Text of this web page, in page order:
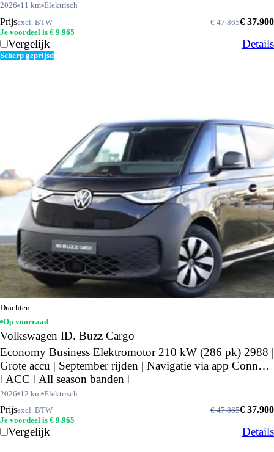
2026 11 km Elektrisch
Prijsexcl. BTW € 37.900
€ 47.865
Je voordeel is € 9.965
Vergelijk Details
Scherp geprijsd
Drachten
Op voorraad
Volkswagen ID. Buzz Cargo
Economy Business Elektromotor 210 kW (286 pk) 2988 |
Grote accu | September rijden | Navigatie via app Connect
| ACC | All season banden |
2026 12 km Elektrisch
Prijsexcl. BTW € 37.900
€ 47.865
Je voordeel is € 9.965
Vergelijk Details